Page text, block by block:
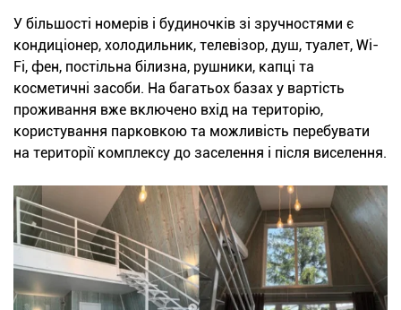
У більшості номерів і будиночків зі зручностями є
кондиціонер, холодильник, телевізор, душ, туалет, Wi-
Fi, фен, постільна білизна, рушники, капці та
косметичні засоби. На багатьох базах у вартість
проживання вже включено вхід на територію,
користування парковкою та можливість перебувати
на території комплексу до заселення і після виселення.